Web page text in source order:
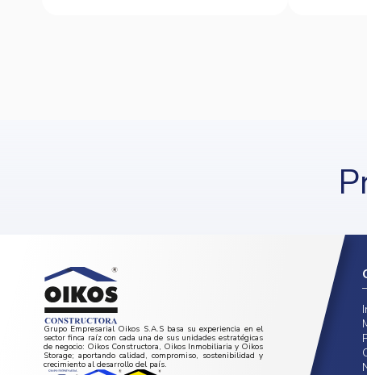
Grupo Empresarial Oikos S.A.S basa su experiencia en el
sector finca raíz con cada una de sus unidades estratégicas
de negocio: Oikos Constructora, Oikos Inmobiliaria y Oikos
Storage; aportando calidad, compromiso, sostenibilidad y
crecimiento al desarrollo del país.